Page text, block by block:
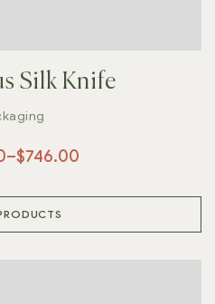
Silk Knife
–$746.00